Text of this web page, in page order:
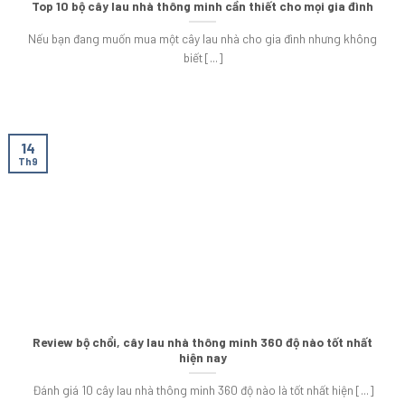
Top 10 bộ cây lau nhà thông minh cần thiết cho mọi gia đình
Nếu bạn đang muốn mua một cây lau nhà cho gia đình nhưng không
biết [...]
Review bộ chổi, cây lau nhà thông minh 360 độ nào tốt nhất
hiện nay
Đánh giá 10 cây lau nhà thông minh 360 độ nào là tốt nhất hiện [...]
14
Th9